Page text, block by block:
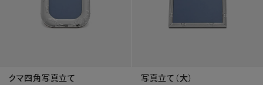
クマ四角写真立て
写真立て（大）